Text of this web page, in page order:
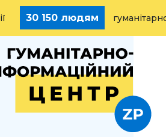
30 150 людям гуманітарної